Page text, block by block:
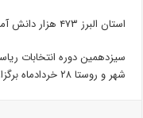
استان البرز ۴۷۳ هزار دانش آموز دارد که ۶۵ هزار نفر آن رأی اولی هستند.
سیزدهمین دوره انتخابات
شهر و روستا ۲۸ خردادماه برگزار می‌شود.